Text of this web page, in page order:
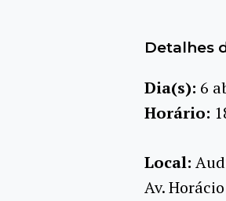
Detalhes
Dia(s): 6
Horário:
Local:
Av.